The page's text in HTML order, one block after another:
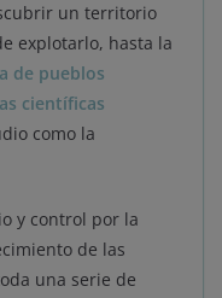
un territorio
explotarlo, hasta la
de pueblos
científicas
como la
y control por la
de las
una serie de